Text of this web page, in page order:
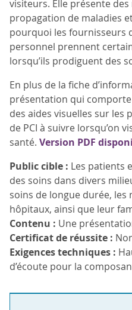
visiteurs. Elle présente
propagation de maladies
pourquoi les fournisseurs
personnel prennent
lorsqu’ils prodiguent des
En plus de la fiche
présentation qui
des aides visuelles sur les
de PCI à suivre lorsqu’on
santé. Version PDF
Public cible : Les patients
des soins dans divers
soins de longue durée,
hôpitaux, ainsi que leur
Contenu : Une
Certificat de réussite :
Exigences techniques :
d’écoute pour la